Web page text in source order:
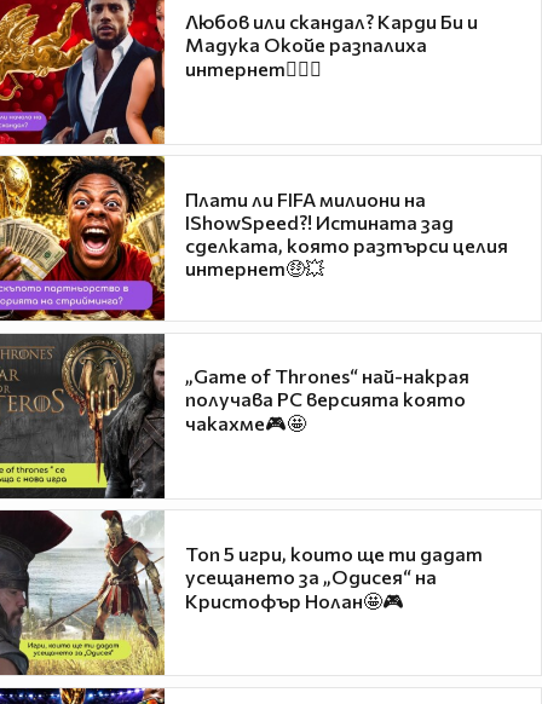
Любов или скандал? Карди Би и
Мадука Окойе разпалиха
интернет❤️‍🔥🔥
Плати ли FIFA милиони на
IShowSpeed?! Истината зад
сделката, която разтърси целия
интернет🤑💥
„Game of Thrones“ най-накрая
получава PC версията която
чакахме🎮🤩
Топ 5 игри, които ще ти дадат
усещането за „Одисея“ на
Кристофър Нолан🤩🎮